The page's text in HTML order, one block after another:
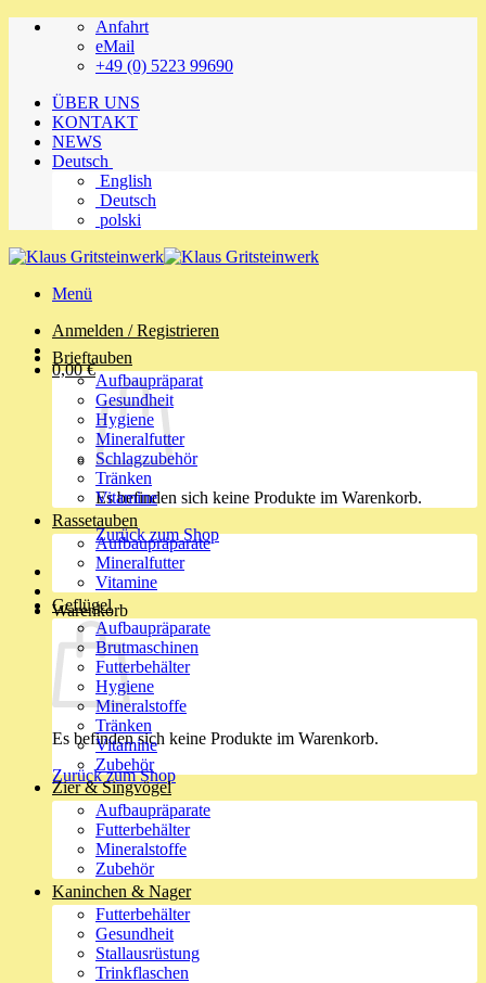
Zum
Anfahrt
eMail
+49 (0) 5223 99690
ÜBER UNS
KONTAKT
NEWS
Deutsch
English
Deutsch
polski
Menü
Anmelden / Registrieren
0,00€
Es befinden sich keine Produkte im Warenkorb.
Zurück zum Shop
Warenkorb
Es befinden sich keine Produkte im Warenkorb.
Zurück zum Shop
Brieftauben
Aufbaupräparat
Gesundheit
Hygiene
Mineralfutter
Schlagzubehör
Tränken
Vitamine
Rassetauben
Aufbaupräparate
Mineralfutter
Vitamine
Geflügel
Aufbaupräparate
Brutmaschinen
Futterbehälter
Hygiene
Mineralstoffe
Tränken
Vitamine
Zubehör
Zier & Singvögel
Aufbaupräparate
Futterbehälter
Mineralstoffe
Zubehör
Kaninchen & Nager
Futterbehälter
Gesundheit
Stallausrüstung
Trinkflaschen